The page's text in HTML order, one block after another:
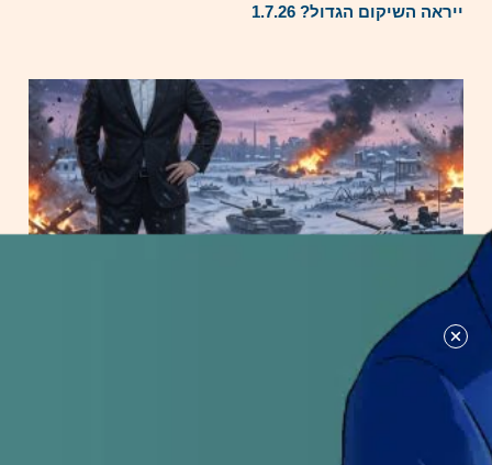
ייראה השיקום הגדול? 1.7.26
מה מצב המלחמה בין רוסיה לאוקראינה?